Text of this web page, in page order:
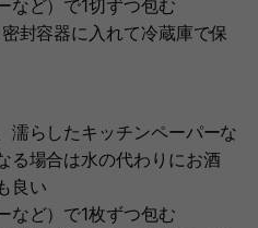
ど）で1切ずつ包む
封容器に入れて冷蔵庫で保
らしたキッチンペーパーな
る場合は水の代わりにお酒
良い
ど）で1枚ずつ包む